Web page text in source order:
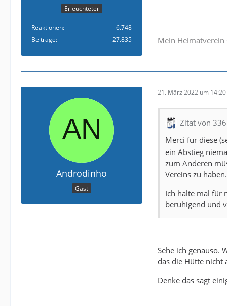
Erleuchteter
Reaktionen
6.748
Beiträge
27.835 Mein Heimatverein
Androdinho
Gast
21. März 2022 um 14:20
Zitat von
Merci für diese
ein Abstieg
zum Anderen
Vereins zu haben.
Ich halte mal für
beruhigend und
Sehe ich genauso.
das die Hütte nicht
Denke das sagt